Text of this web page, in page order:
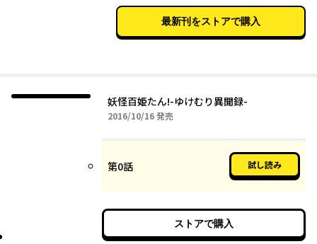
最新刊をストアで購入
妖怪百姫たん!-ゆけむり異聞録-
2016/10/162016年10月16日
発売
第0話 試し読み
ストアで購入